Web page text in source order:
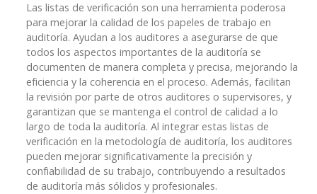
Las listas de verificación son una herramienta poderosa
para mejorar la calidad de los papeles de trabajo en
auditoría. Ayudan a los auditores a asegurarse de que
todos los aspectos importantes de la auditoría se
documenten de manera completa y precisa, mejorando la
eficiencia y la coherencia en el proceso. Además, facilitan
la revisión por parte de otros auditores o supervisores, y
garantizan que se mantenga el control de calidad a lo
largo de toda la auditoría. Al integrar estas listas de
verificación en la metodología de auditoría, los auditores
pueden mejorar significativamente la precisión y
confiabilidad de su trabajo, contribuyendo a resultados
de auditoría más sólidos y profesionales.